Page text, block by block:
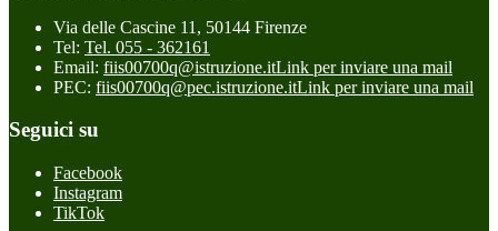
Via delle Cascine 11, 50144 Firenze
Tel: Tel. 055 - 362161
Email: fiis00700q@istruzione.itLink per inviare una mail
PEC: fiis00700q@pec.istruzione.itLink per inviare una mail
Seguici su
Facebook
Instagram
TikTok